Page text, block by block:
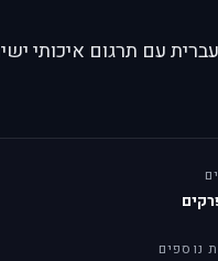
עם תרגום איכותי
נוספים